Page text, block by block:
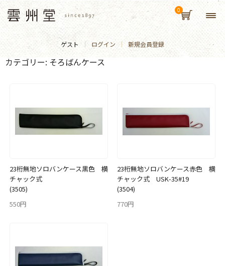
ゲスト ログイン 新規会員登録
カテゴリー: そろばんケース
23桁無地ソロバンケース黒色 横
チャック式
(3505)
550円
23桁無地ソロバンケース赤色 横
チャック式 USK-35#19
(3504)
770円